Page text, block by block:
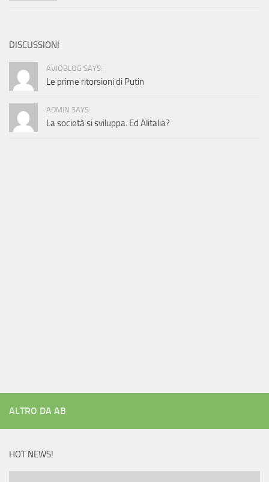
DISCUSSIONI
AVIOBLOG SAYS:
Le prime ritorsioni di Putin
ADMIN SAYS:
La società si sviluppa. Ed Alitalia?
ALTRO DA AB
HOT NEWS!